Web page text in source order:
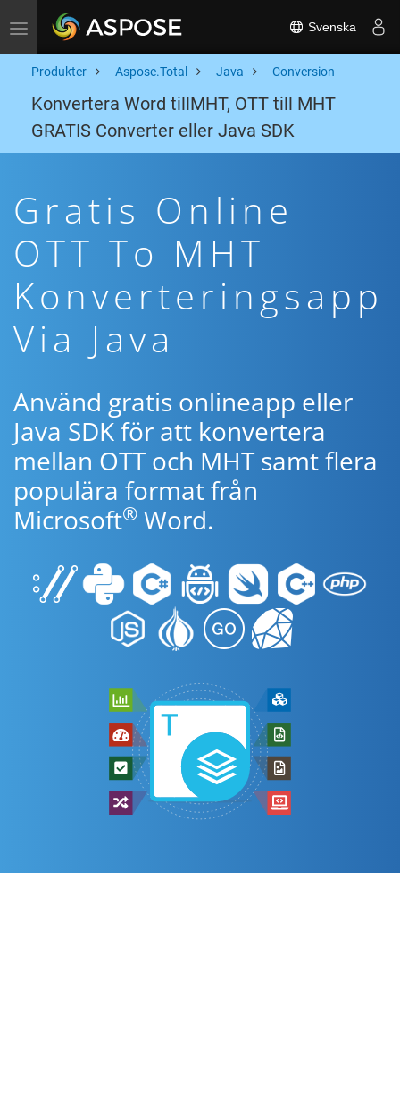
Toggle navigation Svenska
Produkter Aspose.Total Java Conversion
Konvertera Word tillMHT, OTT till MHT
GRATIS Converter eller Java SDK
Gratis Online
OTT To MHT
Konverteringsapp
Via Java
Använd gratis onlineapp eller
Java SDK för att konvertera
mellan OTT och MHT samt flera
populära format från
Microsoft® Word.